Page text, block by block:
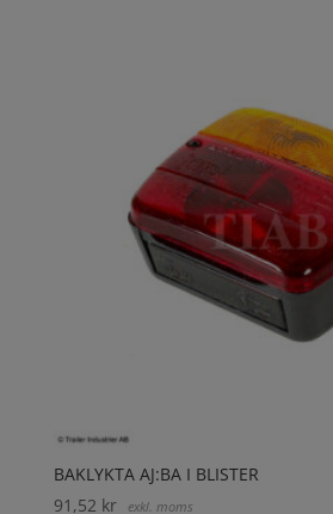
BAKLYKTA AJ:BA I BLISTER
91,52 kr exkl. moms